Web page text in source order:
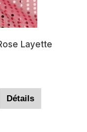
Layette
Détails